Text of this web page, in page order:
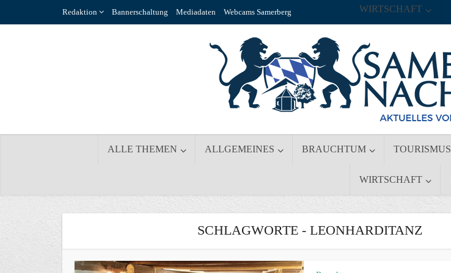
Redaktion Bannerschaltung Mediadaten Webcams Samerberg
ALLE THEMEN ALLGEMEINES BRAUCHTUM TOURISMUS
WIRTSCHAFT
WIRTSCHAFT
SCHLAGWORTE - LEONHARDITANZ